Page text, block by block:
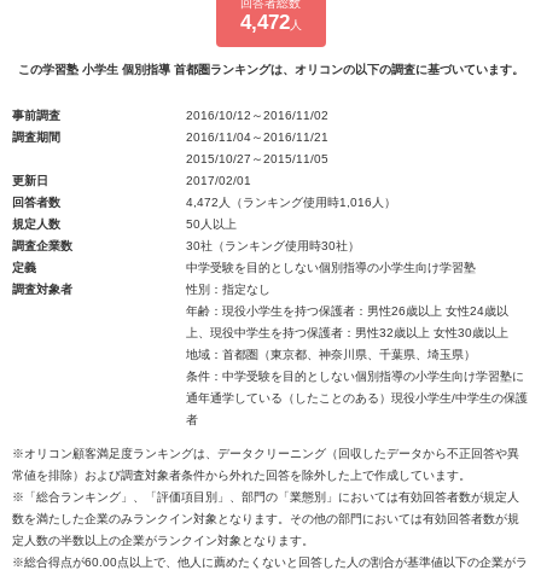
回答者総数
4,472人
この学習塾 小学生 個別指導 首都圏ランキングは、オリコンの以下の調査に基づいています。
事前調査
2016/10/12～2016/11/02
調査期間
2016/11/04～2016/11/21
2015/10/27～2015/11/05
更新日
2017/02/01
回答者数
4,472人（ランキング使用時1,016人）
規定人数
50人以上
調査企業数
30社（ランキング使用時30社）
定義
中学受験を目的としない個別指導の小学生向け学習塾
調査対象者
性別：指定なし
年齢：現役小学生を持つ保護者：男性26歳以上 女性24歳以
上、現役中学生を持つ保護者：男性32歳以上 女性30歳以上
地域：首都圏（東京都、神奈川県、千葉県、埼玉県）
条件：中学受験を目的としない個別指導の小学生向け学習塾に
通年通学している（したことのある）現役小学生/中学生の保護
者
※オリコン顧客満足度ランキングは、データクリーニング（回収したデータから不正回答や異
常値を排除）および調査対象者条件から外れた回答を除外した上で作成しています。
※「総合ランキング」、「評価項目別」、部門の「業態別」においては有効回答者数が規定人
数を満たした企業のみランクイン対象となります。その他の部門においては有効回答者数が規
定人数の半数以上の企業がランクイン対象となります。
※総合得点が60.00点以上で、他人に薦めたくないと回答した人の割合が基準値以下の企業がラ